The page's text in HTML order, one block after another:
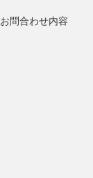
お問合わせ内容